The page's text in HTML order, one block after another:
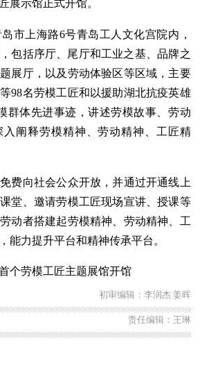
示馆正式开馆。
上海路6号青岛工人文化宫院内，
包括序厅、尾厅和工业之基、品牌之
展厅，以及劳动体验区等区域，主要
98名劳模工匠和以援助湖北抗疫英雄
群体先进事迹，讲述劳模故事、劳动
阐释劳模精神、劳动精神、工匠精
向社会公众开放，并通过开通线上
堂、邀请劳模工匠现场宣讲、授课等
动者搭建起劳模精神、劳动精神、工
能力提升平台和精神传承平台。
个劳模工匠主题展馆开馆
初审编辑：李润杰 姜晖
责任编辑：王琳